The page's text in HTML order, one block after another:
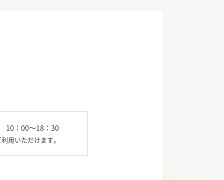
10：00～18：30
用いただけます。